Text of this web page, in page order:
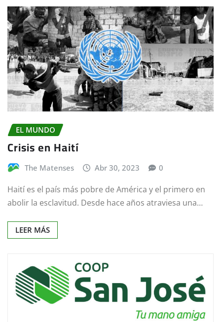
EL MUNDO
Crisis en Haití
The Matenses Abr 30, 2023 0
Haití es el país más pobre de América y el primero en
abolir la esclavitud. Desde hace años atraviesa una…
LEER MÁS